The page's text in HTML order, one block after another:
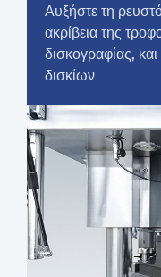
Αυξήστε τη
ακρίβεια της
δισκογραφίας,
δισκίων